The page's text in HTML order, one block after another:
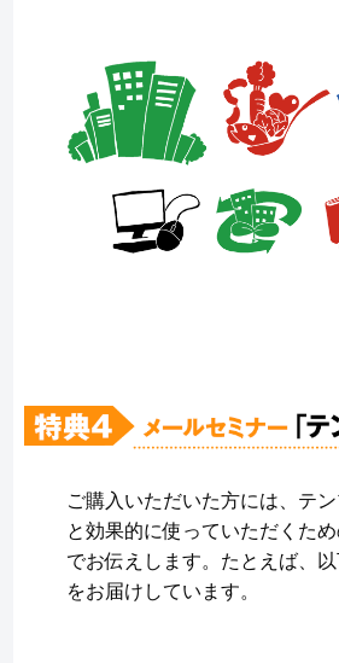
ご購入いただいた方には、テ
と効果的に使っていただくた
でお伝えします。たとえば、
をお届けしています。